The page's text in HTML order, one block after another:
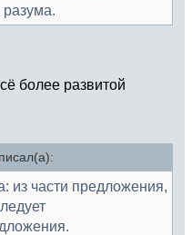
разума.
более развитой
писал(а):
из части предложения,